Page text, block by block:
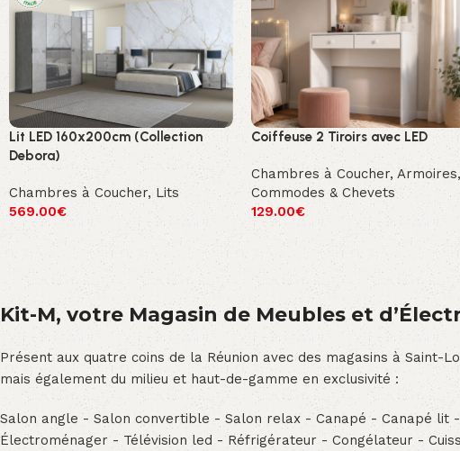
Lit LED 160x200cm (Collection
Debora)
Chambres à Coucher, Lits
569.00€
Coiffeuse 2 Tiroirs avec LED
Chambres à Coucher, Armoires,
Commodes & Chevets
129.00€
Kit-M, votre Magasin de Meubles et
Présent aux quatre coins de la Réunion avec des magasins à Saint-
mais également du milieu et haut-de-gamme en exclusivité :
Salon angle - Salon convertible - Salon relax - Canapé - Canapé
Électroménager - Télévision led - Réfrigérateur - Congélateur -